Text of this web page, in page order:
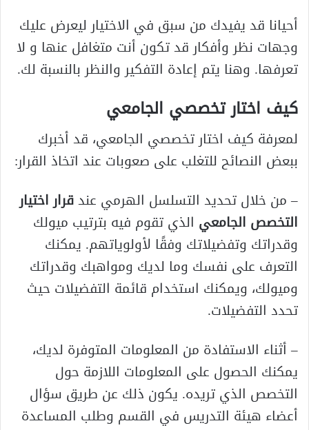
أحيانا قد يفيدك من سبق في الاختيار ليعرض عليك
وجهات نظر وأفكار قد تكون أنت متغافل عنها و لا
تعرفها. وهنا يتم إعادة التفكير والنظر بالنسبة لك.
كيف اختار تخصصي الجامعي
لمعرفة كيف اختار تخصصي الجامعي، قد أخبرك
ببعض النصائح للتغلب على صعوبات عند اتخاذ القرار:
– من خلال تحديد التسلسل الهرمي عندقرار اختيار
التخصص الجامعي الذي تقوم فيه بترتيب ميولك
وقدراتك وتفضيلاتك وفقًا لأولوياتهم. يمكنك
التعرف على نفسك وما لديك ومواهبك وقدراتك
وميولك، ويمكنك استخدام قائمة التفضيلات حيث
تحدد التفضيلات.
– أثناء الاستفادة من المعلومات المتوفرة لديك،
يمكنك الحصول على المعلومات اللازمة حول
التخصص الذي تريده. يكون ذلك عن طريق سؤال
أعضاء هيئة التدريس في القسم وطلب المساعدة